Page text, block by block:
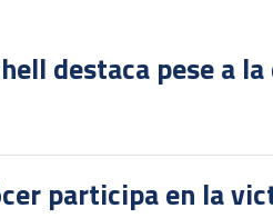
destaca pese a
participa en la